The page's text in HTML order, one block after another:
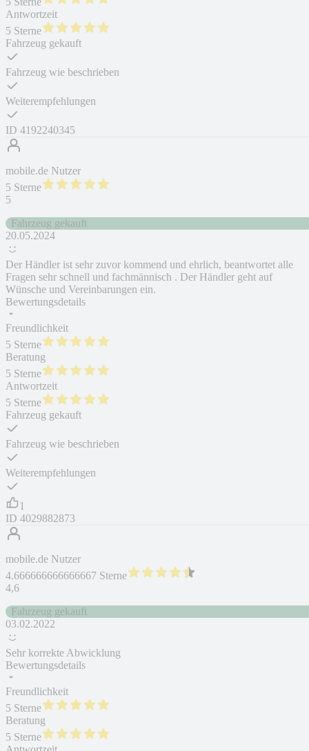
Antwortzeit
5 Sterne
Fahrzeug gekauft
Fahrzeug wie beschrieben
Weiterempfehlungen
ID 4192240345
mobile.de Nutzer
5 Sterne
5
Fahrzeug gekauft
20.05.2024
Der Händler ist sehr zuvor kommend und ehrlich, beantwortet alle
Fragen sehr schnell und fachmännisch . Der Händler geht auf
Wünsche und Vereinbarungen ein.
Bewertungsdetails
Freundlichkeit
5 Sterne
Beratung
5 Sterne
Antwortzeit
5 Sterne
Fahrzeug gekauft
Fahrzeug wie beschrieben
Weiterempfehlungen
1
ID 4029882873
mobile.de Nutzer
4.666666666666667 Sterne
4,6
Fahrzeug gekauft
03.02.2022
Sehr korrekte Abwicklung
Bewertungsdetails
Freundlichkeit
5 Sterne
Beratung
5 Sterne